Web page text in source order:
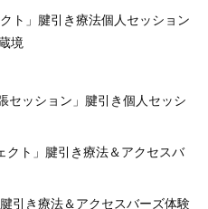
ト」腱引き療法個人セッション
境
セッション」腱引き個人セッシ
ト」腱引き療法＆アクセスバ
引き療法＆アクセスバーズ体験